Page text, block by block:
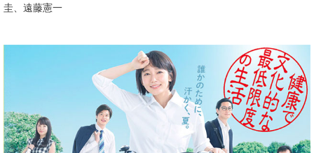
圭、遠藤憲一